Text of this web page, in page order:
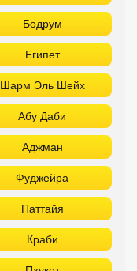
Бодрум
Египет
Шарм Эль Шейх
Абу Даби
Аджман
Фуджейра
Паттайя
Краби